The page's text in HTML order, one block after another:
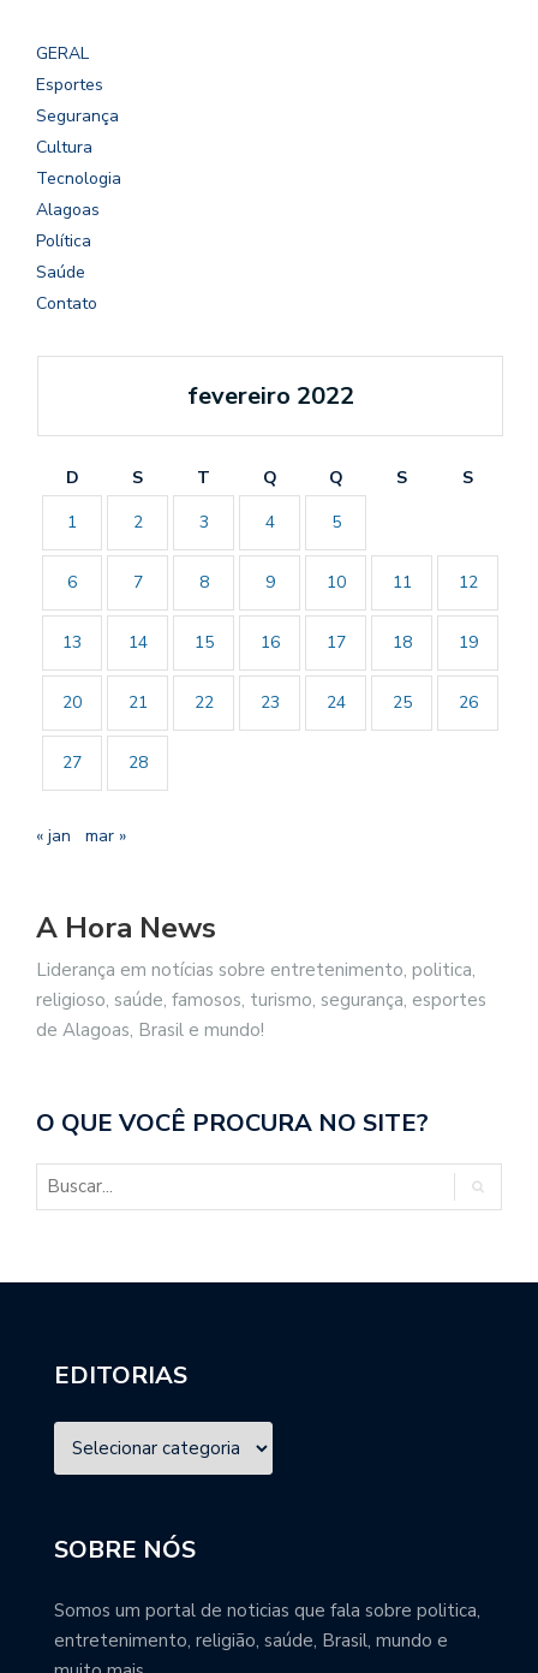
GERAL
Esportes
Segurança
Cultura
Tecnologia
Alagoas
Política
Saúde
Contato
fevereiro 2022
D S T Q Q S
S
1
2 3 4 5
6 7 8 9 10 11 12
13 14 15 16 17 18 19
20 21 22 23 24 25 26
27 28
« jan mar »
A Hora News
Liderança em notícias sobre entretenimento, politica,
religioso, saúde, famosos, turismo, segurança, esportes
de Alagoas, Brasil e mundo!
O QUE VOCÊ PROCURA NO SITE?
EDITORIAS
SOBRE NÓS
Somos um portal de noticias que fala sobre politica,
entretenimento, religião, saúde, Brasil, mundo e